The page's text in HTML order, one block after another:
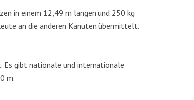
in einem 12,49 m langen und 250 kg
an die anderen Kanuten übermittelt.
Es gibt nationale und internationale
m.